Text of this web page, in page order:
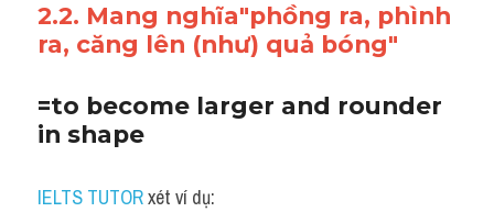
2.2. Mang nghĩa"phồng ra, phình
ra, căng lên (như) quả bóng"
=to become larger and rounder
in shape
IELTS TUTOR xét ví dụ: